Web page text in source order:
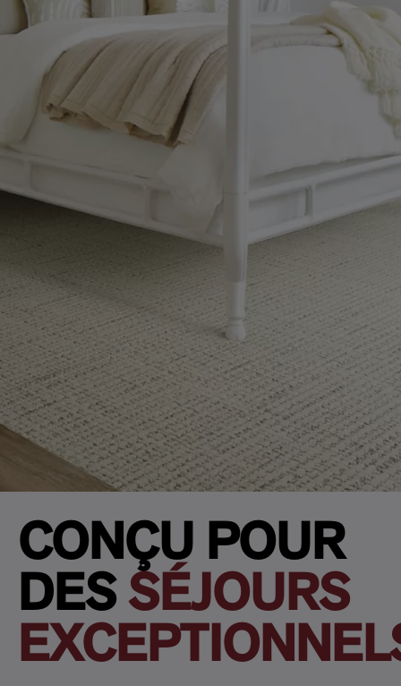
CONÇU POUR
DESSÉJOURS